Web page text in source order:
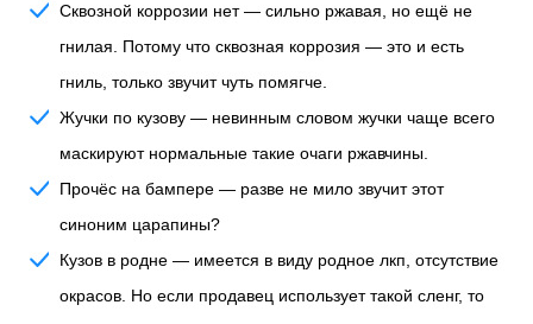
Сквозной коррозии нет— сильно ржавая, но ещё не
гнилая. Потому что сквозная коррозия — это и есть
гниль, только звучит чуть помягче.
Жучки по кузову — невинным словом жучки чаще всего
маскируют нормальные такие очаги ржавчины.
Прочёс на бампере — разве не мило звучит этот
синоним царапины?
Кузов в родне — имеется в виду родное лкп, отсутствие
окрасов. Но если продавец использует такой сленг, то